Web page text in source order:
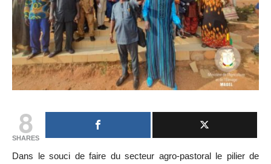
8
SHARES
Dans le souci de faire du secteur agro-pastoral le pilier de